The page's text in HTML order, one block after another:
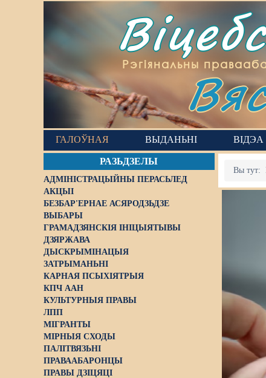
Рэгіянальны
ГАЛОЎНАЯ ВЫДАНЬНІ ВІДЭА
РАЗЬДЗЕЛЫ
АДМІНІСТРАЦЫЙНЫ ПЕРАСЬЛЕД
АКЦЫІ
БЕЗБАР'ЕРНАЕ АСЯРОДЗЬДЗЕ
ВЫБАРЫ
ГРАМАДЗЯНСКІЯ ІНІЦЫЯТЫВЫ
ДЗЯРЖАВА
ДЫСКРЫМІНАЦЫЯ
ЗАТРЫМАНЬНІ
КАРНАЯ ПСЫХІЯТРЫЯ
КПЧ ААН
КУЛЬТУРНЫЯ ПРАВЫ
ЛПП
МІГРАНТЫ
МІРНЫЯ СХОДЫ
ПАЛІТВЯЗЬНІ
ПРАВААБАРОНЦЫ
ПРАВЫ ДЗІЦЯЦІ
Вы тут: